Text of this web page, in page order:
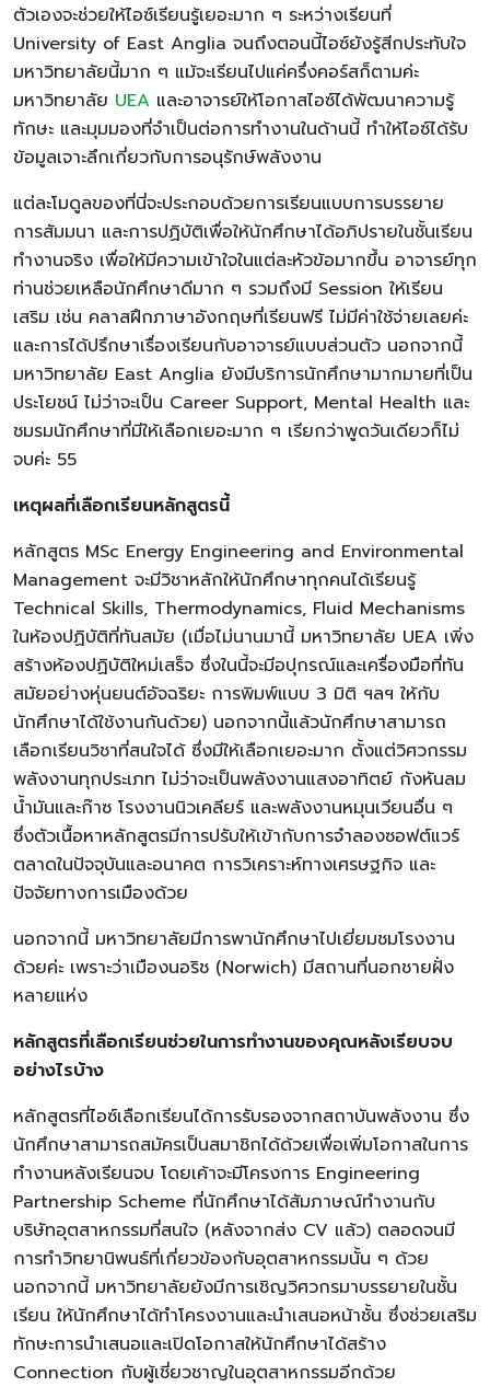
ตัวเองจะช่วยให้ไอซ์เรียนรู้เยอะมาก ๆ ระหว่างเรียนที่
University of East Anglia จนถึงตอนนี้ไอซ์ยังรู้สีกประทับใจ
มหาวิทยาลัยนี้มาก ๆ แม้จะเรียนไปแค่ครึ่งคอร์สก็ตามค่ะ
มหาวิทยาลัย UEA และอาจารย์ให้โอกาสไอซ์ได้พัฒนาความรู้
ทักษะ และมุมมองที่จำเป็นต่อการทำงานในด้านนี้ ทำให้ไอซ์ได้รับ
ข้อมูลเจาะลึกเกี่ยวกับการอนุรักษ์พลังงาน
แต่ละโมดูลของที่นี่จะประกอบด้วยการเรียนแบบการบรรยาย
การสัมมนา และการปฏิบัติเพื่อให้นักศึกษาได้อภิปรายในชั้นเรียน
ทำงานจริง เพื่อให้มีความเข้าใจในแต่ละหัวข้อมากขึ้น อาจารย์ทุก
ท่านช่วยเหลือนักศึกษาดีมาก ๆ รวมถึงมี Session ให้เรียน
เสริม เช่น คลาสฝึกภาษาอังกฤษที่เรียนฟรี ไม่มีค่าใช้จ่ายเลยค่ะ
และการได้ปรึกษาเรื่องเรียนกับอาจารย์แบบส่วนตัว นอกจากนี้
มหาวิทยาลัย East Anglia ยังมีบริการนักศึกษามากมายที่เป็น
ประโยชน์ ไม่ว่าจะเป็น Career Support, Mental Health และ
ชมรมนักศึกษาที่มีให้เลือกเยอะมาก ๆ เรียกว่าพูดวันเดียวก็ไม่
จบค่ะ 55
เหตุผลที่เลือกเรียนหลักสูตรนี้
หลักสูตร MSc Energy Engineering and Environmental
Management จะมีวิชาหลักให้นักศึกษาทุกคนได้เรียนรู้
Technical Skills, Thermodynamics, Fluid Mechanisms
ในห้องปฏิบัติที่ทันสมัย (เมื่อไม่นานมานี้ มหาวิทยาลัย UEA เพิ่ง
สร้างห้องปฏิบัติใหม่เสร็จ ซึ่งในนี้จะมีอปุกรณ์และเครื่องมือที่ทัน
สมัยอย่างหุ่นยนต์อัจฉริยะ การพิมพ์แบบ 3 มิติ ฯลฯ ให้กับ
นักศึกษาได้ใช้งานกันด้วย) นอกจากนี้แล้วนักศึกษาสามารถ
เลือกเรียนวิชาที่สนใจได้ ซึ่งมีให้เลือกเยอะมาก ตั้งแต่วิศวกรรม
พลังงานทุกประเภท ไม่ว่าจะเป็นพลังงานแสงอาทิตย์ กังหันลม
น้ำมันและก๊าซ โรงงานนิวเคลียร์ และพลังงานหมุนเวียนอื่น ๆ
ซึ่งตัวเนื้อหาหลักสูตรมีการปรับให้เข้ากับการจำลองซอฟต์แวร์
ตลาดในปัจจุบันและอนาคต การวิเคราะห์ทางเศรษฐกิจ และ
ปัจจัยทางการเมืองด้วย
นอกจากนี้ มหาวิทยาลัยมีการพานักศึกษาไปเยี่ยมชมโรงงาน
ด้วยค่ะ เพราะว่าเมืองนอริช (Norwich) มีสถานที่นอกชายฝั่ง
หลายแห่ง
หลักสูตรที่เลือกเรียนช่วยในการทำงานของคุณหลังเรียบจบ
อย่างไรบ้าง
หลักสูตรที่ไอซ์เลือกเรียนได้การรับรองจากสถาบันพลังงาน ซึ่ง
นักศึกษาสามารถสมัครเป็นสมาชิกได้ด้วยเพื่อเพิ่มโอกาสในการ
ทำงานหลังเรียนจบ โดยเค้าจะมีโครงการ Engineering
Partnership Scheme ที่นักศึกษาได้สัมภาษณ์ทำงานกับ
บริษัทอุตสาหกรรมที่สนใจ (หลังจากส่ง CV แล้ว) ตลอดจนมี
การทำวิทยานิพนธ์ที่เกี่ยวข้องกับอุตสาหกรรมนั้น ๆ ด้วย
นอกจากนี้ มหาวิทยาลัยยังมีการเชิญวิศวกรมาบรรยายในชั้น
เรียน ให้นักศึกษาได้ทำโครงงานและนำเสนอหน้าชั้น ซึ่งช่วยเสริม
ทักษะการนำเสนอและเปิดโอกาสให้นักศึกษาได้สร้าง
Connection กับผู้เชี่ยวชาญในอุตสาหกรรมอีกด้วย